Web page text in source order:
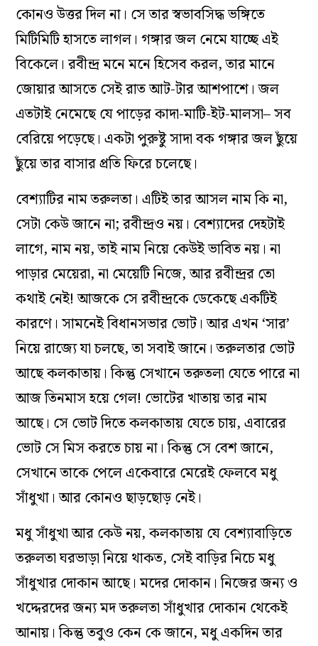
কোনও উত্তর দিল না। সে তার স্বভাবসিদ্ধ ভঙ্গিতে
মিটিমিটি হাসতে লাগল। গঙ্গার জল নেমে যাচ্ছে এই
বিকেলে। রবীন্দ্র মনে মনে হিসেব করল, তার মানে
জোয়ার আসতে সেই রাত আট-টার আশপাশে। জল
এতটাই নেমেছে যে পাড়ের কাদা-মাটি-ইট-মালসা– সব
বেরিয়ে পড়েছে। একটা পুরুষ্টু সাদা বক গঙ্গার জল ছুঁয়ে
ছুঁয়ে তার বাসার প্রতি ফিরে চলেছে।
বেশ্যাটির নাম তরুলতা। এটিই তার আসল নাম কি না,
সেটা কেউ জানে না; রবীন্দ্রও নয়। বেশ্যাদের দেহটাই
লাগে, নাম নয়, তাই নাম নিয়ে কেউই ভাবিত নয়। না
পাড়ার মেয়েরা, না মেয়েটি নিজে, আর রবীন্দ্রর তো
কথাই নেই! আজকে সে রবীন্দ্রকে ডেকেছে একটিই
কারণে। সামনেই বিধানসভার ভোট। আর এখন ‘সার’
নিয়ে রাজ্যে যা চলছে, তা সবাই জানে। তরুলতার ভোট
আছে কলকাতায়। কিন্তু সেখানে তরুতলা যেতে পারে না
আজ তিনমাস হয়ে গেল! ভোটের খাতায় তার নাম
আছে। সে ভোট দিতে কলকাতায় যেতে চায়, এবারের
ভোট সে মিস করতে চায় না। কিন্তু সে বেশ জানে,
সেখানে তাকে পেলে একেবারে মেরেই ফেলবে মধু
সাঁধুখা। আর কোনও ছাড়ছোড় নেই।
মধু সাঁধুখা আর কেউ নয়, কলকাতায় যে বেশ্যাবাড়িতে
তরুলতা ঘরভাড়া নিয়ে থাকত, সেই বাড়ির নিচে মধু
সাঁধুখার দোকান আছে। মদের দোকান। নিজের জন্য ও
খদ্দেরদের জন্য মদ তরুলতা সাঁধুখার দোকান থেকেই
আনায়। কিন্তু তবুও কেন কে জানে, মধু একদিন তার